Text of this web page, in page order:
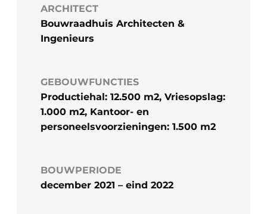
ARCHITECT
Bouwraadhuis Architecten &
Ingenieurs
GEBOUWFUNCTIES
Productiehal: 12.500 m2, Vriesopslag:
1.000 m2, Kantoor- en
personeelsvoorzieningen: 1.500 m2
BOUWPERIODE
december 2021 – eind 2022